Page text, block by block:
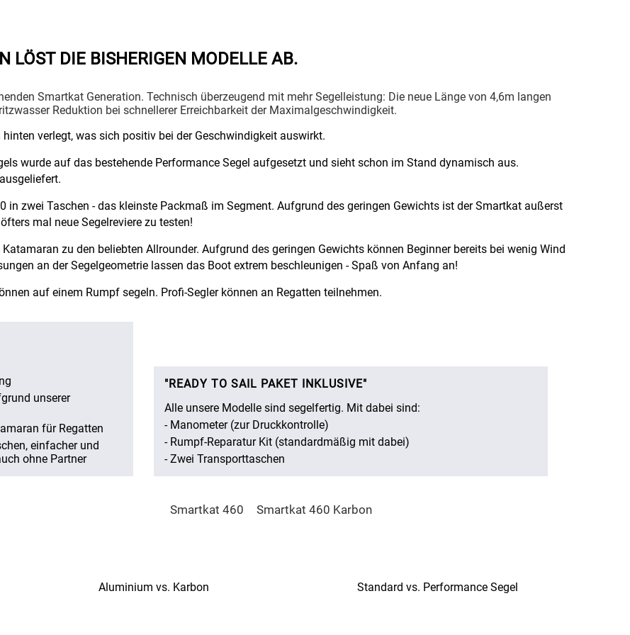
LÖST DIE BISHERIGEN MODELLE AB.
Smartkat Generation. Technisch überzeugend mit mehr Segelleistung: Die neue Länge von 4,6m langen
Reduktion bei schnellerer Erreichbarkeit der Maximalgeschwindigkeit.
verlegt, was sich positiv bei der Geschwindigkeit auswirkt.
wurde auf das bestehende Performance Segel aufgesetzt und sieht schon im Stand dynamisch aus.
in zwei Taschen - das kleinste Packmaß im Segment. Aufgrund des geringen Gewichts ist der Smartkat außerst
mal neue Segelreviere zu testen!
zu den beliebten Allrounder. Aufgrund des geringen Gewichts können Beginner bereits bei wenig Wind
an der Segelgeometrie lassen das Boot extrem beschleunigen - Spaß von Anfang an!
auf einem Rumpf segeln. Profi-Segler können an Regatten teilnehmen.
unserer
für Regatten
einfacher und
ohne Partner
"READY TO SAIL PAKET INKLUSIVE"
Alle unsere Modelle sind segelfertig. Mit dabei sind:
- Manometer (zur Druckkontrolle)
- Rumpf-Reparatur Kit (standardmäßig mit dabei)
- Zwei Transporttaschen
Smartkat 460 Smartkat 460 Karbon
Aluminium vs. Karbon Standard vs. Performance Segel